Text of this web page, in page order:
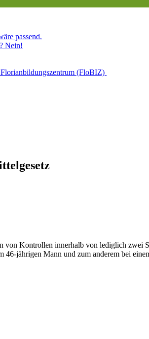
passend.
Nein!
(FloBIZ)
Kontrollen innerhalb von lediglich zwei
jährigen Mann und zum anderem bei